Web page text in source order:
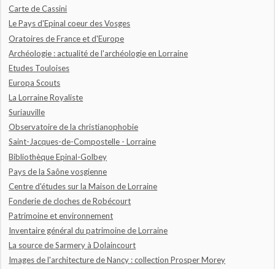
Carte de Cassini
Le Pays d'Epinal coeur des Vosges
Oratoires de France et d'Europe
Archéologie : actualité de l'archéologie en Lorraine
Etudes Touloises
Europa Scouts
La Lorraine Royaliste
Suriauville
Observatoire de la christianophobie
Saint-Jacques-de-Compostelle - Lorraine
Bibliothèque Epinal-Golbey
Pays de la Saône vosgienne
Centre d'études sur la Maison de Lorraine
Fonderie de cloches de Robécourt
Patrimoine et environnement
Inventaire général du patrimoine de Lorraine
La source de Sarmery à Dolaincourt
Images de l'architecture de Nancy : collection Prosper Morey